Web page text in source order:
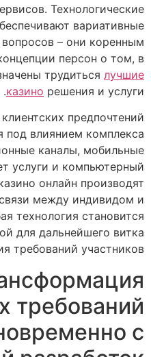
Технологические
вариативные
– они коренным
персон о том, в
трудиться лучшие
казино решения и услуги.
предпочтений
под влиянием комплекса
каналы, мобильные
услуги и компьютерный
онлайн производят
между индивидом и
технология становится
для дальнейшего витка
требований участников.
требований
с